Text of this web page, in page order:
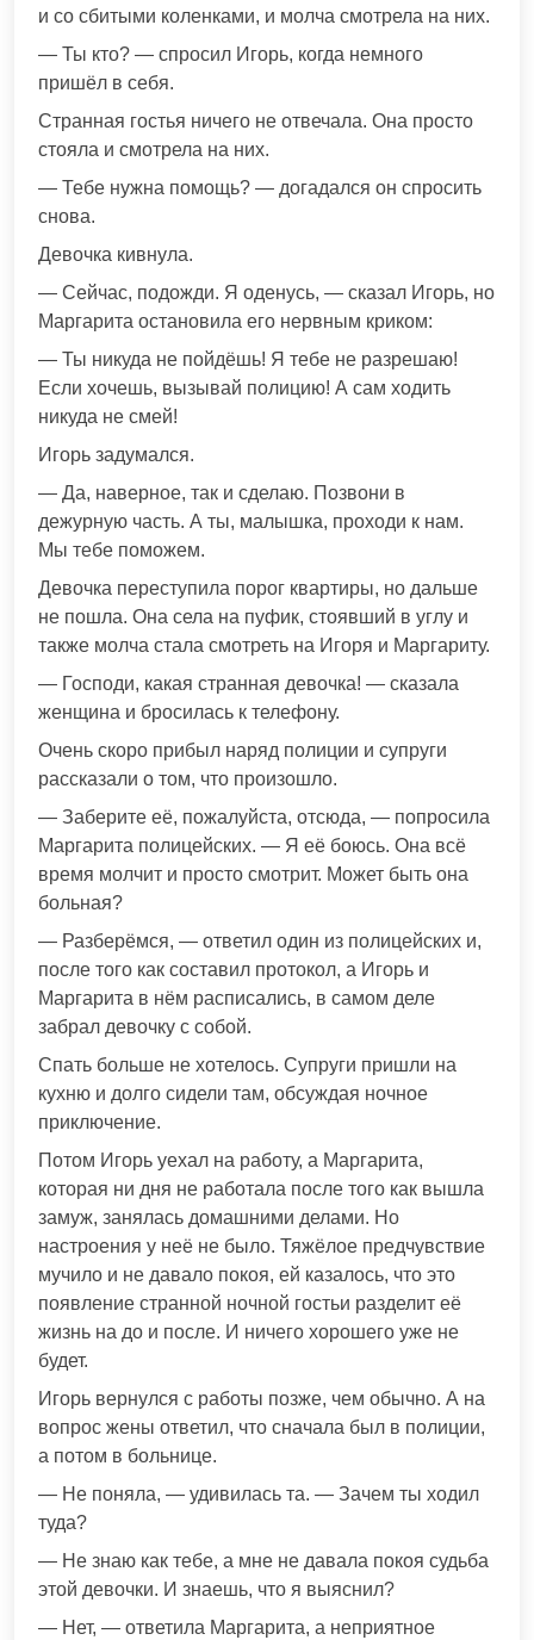
и со сбитыми коленками, и молча смотрела на них.
— Ты кто? — спросил Игорь, когда немного
пришёл в себя.
Странная гостья ничего не отвечала. Она просто
стояла и смотрела на них.
— Тебе нужна помощь? — догадался он спросить
снова.
Девочка кивнула.
— Сейчас, подожди. Я оденусь, — сказал Игорь, но
Маргарита остановила его нервным криком:
— Ты никуда не пойдёшь! Я тебе не разрешаю!
Если хочешь, вызывай полицию! А сам ходить
никуда не смей!
Игорь задумался.
— Да, наверное, так и сделаю. Позвони в
дежурную часть. А ты, малышка, проходи к нам.
Мы тебе поможем.
Девочка переступила порог квартиры, но дальше
не пошла. Она села на пуфик, стоявший в углу и
также молча стала смотреть на Игоря и Маргариту.
— Господи, какая странная девочка! — сказала
женщина и бросилась к телефону.
Очень скоро прибыл наряд полиции и супруги
рассказали о том, что произошло.
— Заберите её, пожалуйста, отсюда, — попросила
Маргарита полицейских. — Я её боюсь. Она всё
время молчит и просто смотрит. Может быть она
больная?
— Разберёмся, — ответил один из полицейских и,
после того как составил протокол, а Игорь и
Маргарита в нём расписались, в самом деле
забрал девочку с собой.
Спать больше не хотелось. Супруги пришли на
кухню и долго сидели там, обсуждая ночное
приключение.
Потом Игорь уехал на работу, а Маргарита,
которая ни дня не работала после того как вышла
замуж, занялась домашними делами. Но
настроения у неё не было. Тяжёлое предчувствие
мучило и не давало покоя, ей казалось, что это
появление странной ночной гостьи разделит её
жизнь на до и после. И ничего хорошего уже не
будет.
Игорь вернулся с работы позже, чем обычно. А на
вопрос жены ответил, что сначала был в полиции,
а потом в больнице.
— Не поняла, — удивилась та. — Зачем ты ходил
туда?
— Не знаю как тебе, а мне не давала покоя судьба
этой девочки. И знаешь, что я выяснил?
— Нет, — ответила Маргарита, а неприятное